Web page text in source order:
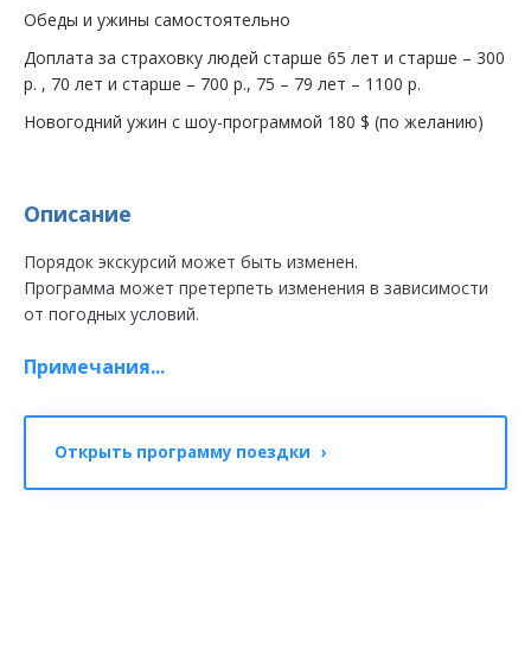
Обеды и ужины самостоятельно
Доплата за страховку людей старше 65 лет и старше – 300
р. , 70 лет и старше – 700 р., 75 – 79 лет – 1100 р.
Новогодний ужин с шоу-программой 180 $ (по желанию)
Описание
Порядок экскурсий может быть изменен.
Программа может претерпеть изменения в зависимости
от погодных условий.
Примечания...
Открыть программу поездки ›